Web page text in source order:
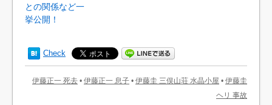
との関係など一
挙公開！
Check
伊藤正一 死去 • 伊藤正一 息子 • 伊藤圭 三俣山荘 水晶小屋 • 伊藤圭
ヘリ 事故